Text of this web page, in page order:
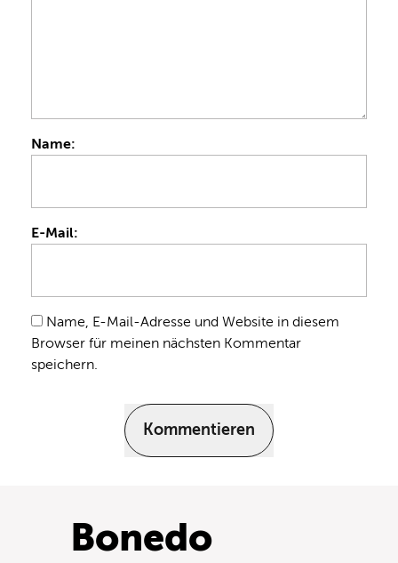
Name:
E-Mail:
Name, E-Mail-Adresse und Website in diesem
Browser für meinen nächsten Kommentar
speichern.
Kommentieren
Bonedo